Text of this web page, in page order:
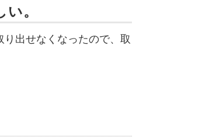
。
出せなくなったので、取